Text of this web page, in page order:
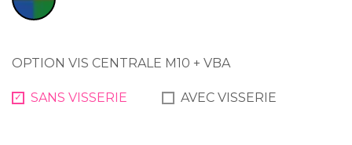
OPTION VIS CENTRALE M10 + VBA
SANS VISSERIE AVEC VISSERIE